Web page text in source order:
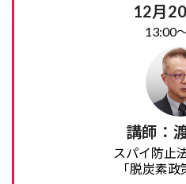
12月
13:00
講師：
スパイ防止
「脱炭素政